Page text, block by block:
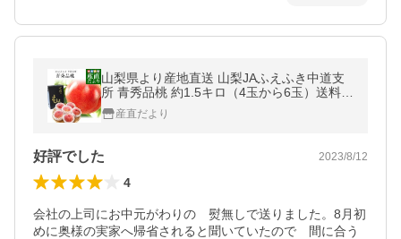
山梨県より産地直送 山梨JAふえふき中道支
所 青秀品桃 約1.5キロ（4玉から6玉）送料無
料 もも 桃 モモ ピーチ お中元 ギフト
産直だより
好評でした 2023/8/12
4
会社の上司にお中元がわりの　熨無しで送りました。8月初
めに奥様の実家へ帰省されると聞いていたので　間に合う